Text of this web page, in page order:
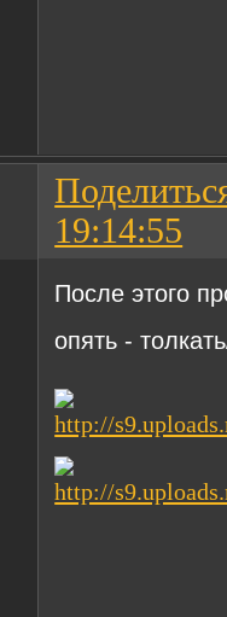
19:14:55
После этого
опять -